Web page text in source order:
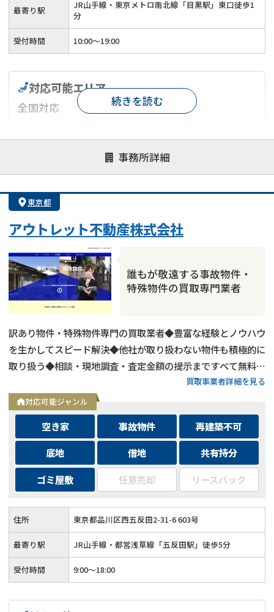
最寄り駅
JR山手線・東京メトロ南北線「目黒駅」東口徒歩1
分
受付時間 10:00〜19:00
事務所詳細
対応可能エリア
全国対応
対応が親身 オンライン面談可能
レスポンスが早い
1億円以上の買取可
続きを読む
東京都
アウトレット不動産株式会社
誰もが敬遠する事故物件・
特殊物件の買取専門業者
訳あり物件・特殊物件専門の買取業者◆豊富な経験とノウハウ
を生かしてスピード解決◆他社が取り扱わない物件も積極的に
取り扱う◆相談・現地調査・査定金額の提示まですべて無料◆
問い合わせフォームから24時間365日いつでも相談可能
買取事業者詳細を見る
対応可能ジャンル
空き家 事故物件
再建築不可
底地
借地
共有持分
ゴミ屋敷
任意売却 リースバック
住所 東京都品川区西五反田2-31-6 603号
最寄り駅 JR山手線・都営浅草線「五反田駅」徒歩5分
受付時間 9:00〜18:00
事故物件の売却でお悩みならこちら
《現在営業中》お電話繋がります
0120-543-357 メール